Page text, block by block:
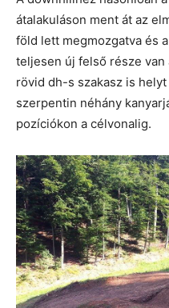
átalakuláson ment át az
föld lett megmozgatva és
teljesen új felső része van
rövid dh-s szakasz is
szerpentin néhány
pozíciókon a célvonalig.